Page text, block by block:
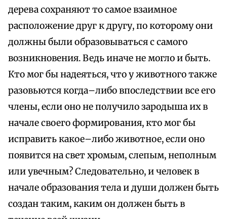
дерева сохраняют то самое взаимное
расположение друг к другу, по которому они
должны были образовываться с самого
возникновения. Ведь иначе не могло и быть.
Кто мог бы надеяться, что у животного также
разовьются когда–либо впоследствии все его
члены, если оно не получило зародыша их в
начале своего формирования, кто мог бы
исправить какое–либо животное, если оно
появится на свет хромым, слепым, неполным
или увечным? Следовательно, и человек в
начале образования тела и души должен быть
создан таким, каким он должен быть в